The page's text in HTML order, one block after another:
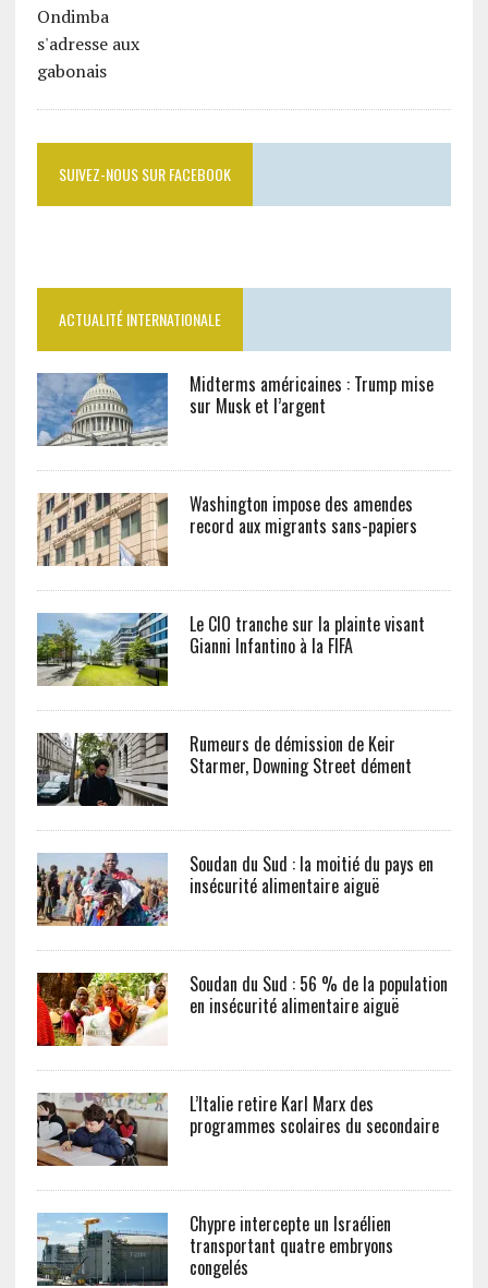
SUIVEZ-NOUS SUR FACEBOOK
ACTUALITÉ INTERNATIONALE
Midterms américaines : Trump mise
sur Musk et l’argent
Washington impose des amendes
record aux migrants sans-papiers
Le CIO tranche sur la plainte visant
Gianni Infantino à la FIFA
Rumeurs de démission de Keir
Starmer, Downing Street dément
Soudan du Sud : la moitié du pays en
insécurité alimentaire aiguë
Soudan du Sud : 56 % de la population
en insécurité alimentaire aiguë
L’Italie retire Karl Marx des
programmes scolaires du secondaire
Chypre intercepte un Israélien
transportant quatre embryons
congelés